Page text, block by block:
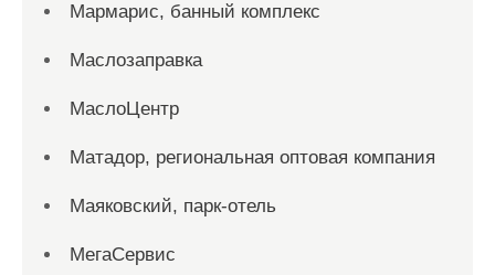
Мармарис, банный комплекс
Маслозаправка
МаслоЦентр
Матадор, региональная оптовая компания
Маяковский, парк-отель
МегаСервис